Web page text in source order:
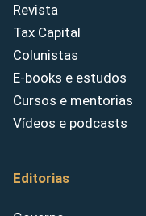
Revista
Tax Capital
Colunistas
E-books e estudos
Cursos e mentorias
Vídeos e podcasts
Editorias